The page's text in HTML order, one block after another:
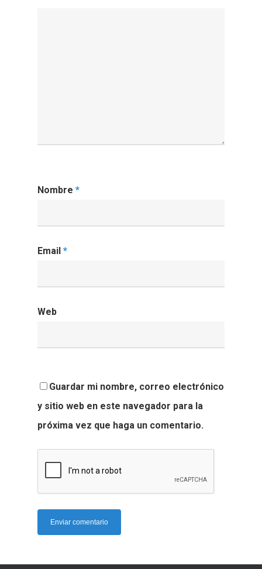
Nombre *
Email *
Web
Guardar mi nombre, correo electrónico
y sitio web en este navegador para la
próxima vez que haga un comentario.